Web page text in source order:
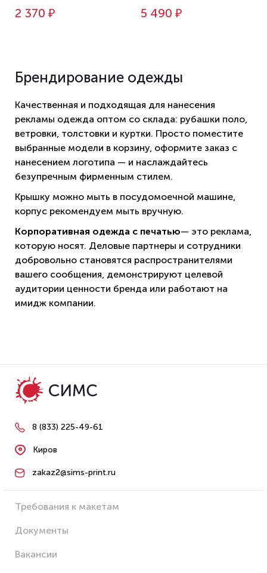
2 370 ₽ 5 490 ₽
Брендирование одежды
Качественная и подходящая для нанесения
рекламы одежда оптом со склада: рубашки поло,
ветровки, толстовки и куртки. Просто поместите
выбранные модели в корзину, оформите заказ с
нанесением логотипа — и наслаждайтесь
безупречным фирменным стилем.
Крышку можно мыть в посудомоечной машине,
корпус рекомендуем мыть вручную.
Корпоративная одежда с печатью— это реклама,
которую носят. Деловые партнеры и сотрудники
добровольно становятся распространителями
вашего сообщения, демонстрируют целевой
аудитории ценности бренда или работают на
имидж компании.
8 (833) 225-49-61
Киров
zakaz2@sims-print.ru
Требования к макетам
Документы
Вакансии